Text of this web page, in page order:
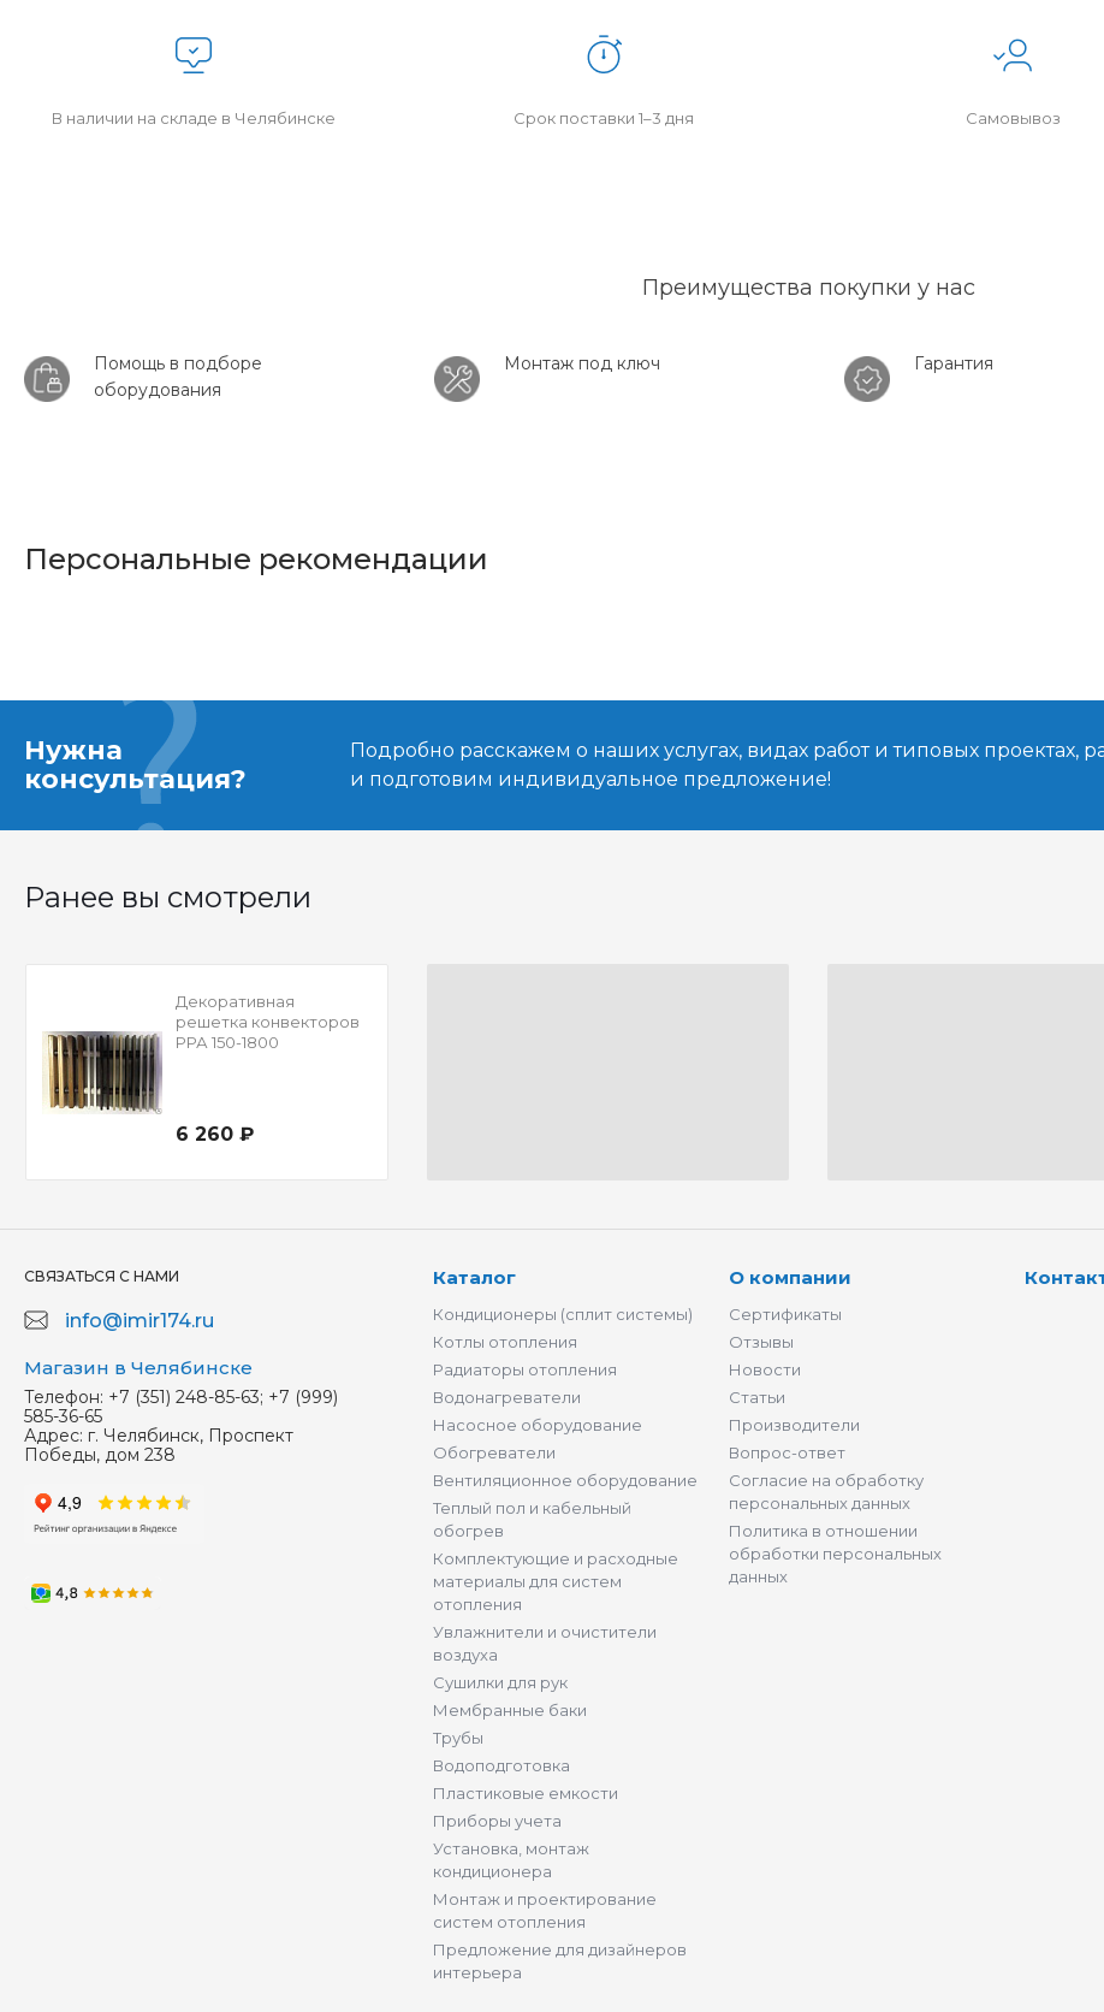
В наличии на складе в Челябинске Срок поставки 1–3 дня Самовывоз
Преимущества покупки у нас
Помощь в подборе
оборудования
Монтаж под ключ Гарантия
Персональные рекомендации
Нужна
консультация?
Подробно расскажем о наших услугах, видах работ и типовых проектах,
и подготовим индивидуальное предложение!
Ранее вы смотрели
Декоративная
решетка конвекторов
РРА 150-1800
6 260 ₽
СВЯЗАТЬСЯ С НАМИ
info@imir174.ru
Магазин в Челябинске
Телефон: +7 (351) 248-85-63; +7 (999)
585-36-65
Адрес: г. Челябинск, Проспект
Победы, дом 238
Каталог
Кондиционеры (сплит системы)
Котлы отопления
Радиаторы отопления
Водонагреватели
Насосное оборудование
Обогреватели
Вентиляционное оборудование
Теплый пол и кабельный
обогрев
Комплектующие и расходные
материалы для систем
отопления
Увлажнители и очистители
воздуха
Сушилки для рук
Мембранные баки
Трубы
Водоподготовка
Пластиковые емкости
Приборы учета
Установка, монтаж
кондиционера
Монтаж и проектирование
систем отопления
Предложение для дизайнеров
интерьера
О компании
Сертификаты
Отзывы
Новости
Статьи
Производители
Вопрос-ответ
Согласие на обработку
персональных данных
Политика в отношении
обработки персональных
данных